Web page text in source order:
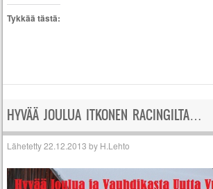
Tykkää tästä:
HYVÄÄ JOULUA ITKONEN RACINGILTA…
Lähetetty22.12.2013 by H.Lehto